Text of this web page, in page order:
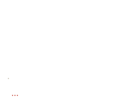
...